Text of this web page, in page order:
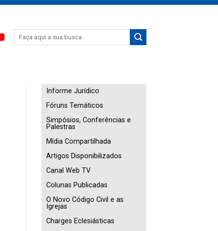
Informe Jurídico
Fóruns Temáticos
Simpósios, Conferências e
Palestras
Mídia Compartilhada
Artigos Disponibilizados
Canal Web TV
Colunas Publicadas
O Novo Código Civil e as
Igrejas
Charges Eclesiásticas